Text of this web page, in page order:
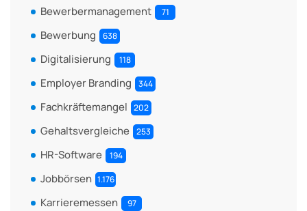
Bewerbermanagement 71
Bewerbung 638
Digitalisierung 118
Employer Branding 344
Fachkräftemangel 202
Gehaltsvergleiche 253
HR-Software 194
Jobbörsen 1.176
Karrieremessen 97